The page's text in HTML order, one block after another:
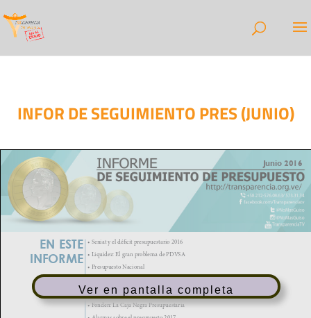
INFOR DE SEGUIMIENTO PRES (JUNIO)
Ver en pantalla completa